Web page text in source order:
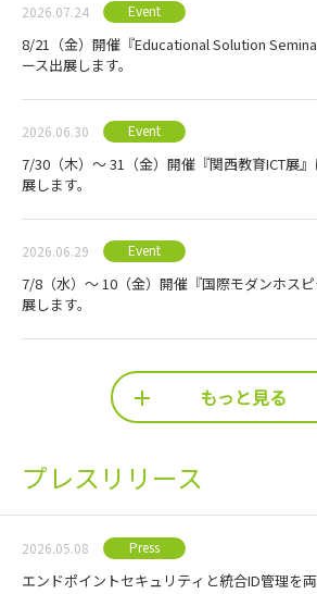
2026.07.24 Event
8/21（金）開催『Educational Solution
ース出展します。
2026.06.30 Event
7/30（木）～ 31（金）開催『関西教育ICT展
展します。
2026.06.29 Event
7/8（水）～ 10（金）開催『国際モダンホス
展します。
もっと見る
プレスリリース
2026.05.08 Press
エンドポイントセキュリティと統合ID管理を